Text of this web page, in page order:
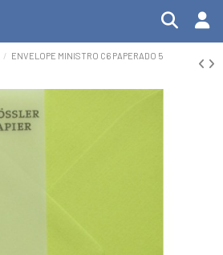
ENVELOPE MINISTRO C6 PAPERADO 5